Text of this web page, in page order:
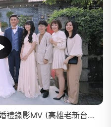
子晏+玉婕 迎娶&證婚&晚宴 婚禮錄影MV (高雄老新台菜十全店)